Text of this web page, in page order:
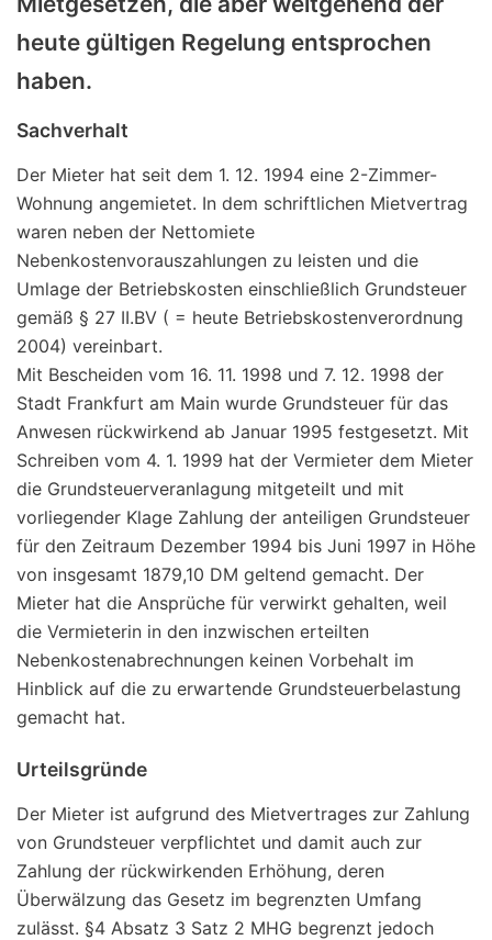
heute gültigen Regelung entsprochen
haben.
Sachverhalt
Der Mieter hat seit dem 1. 12. 1994 eine 2-Zimmer-
Wohnung angemietet. In dem schriftlichen Mietvertrag
waren neben der Nettomiete
Nebenkostenvorauszahlungen zu leisten und die
Umlage der Betriebskosten einschließlich Grundsteuer
gemäß § 27 II.BV ( = heute Betriebskostenverordnung
2004) vereinbart.
Mit Bescheiden vom 16. 11. 1998 und 7. 12. 1998 der
Stadt Frankfurt am Main wurde Grundsteuer für das
Anwesen rückwirkend ab Januar 1995 festgesetzt. Mit
Schreiben vom 4. 1. 1999 hat der Vermieter dem Mieter
die Grundsteuerveranlagung mitgeteilt und mit
vorliegender Klage Zahlung der anteiligen Grundsteuer
für den Zeitraum Dezember 1994 bis Juni 1997 in Höhe
von insgesamt 1879,10 DM geltend gemacht. Der
Mieter hat die Ansprüche für verwirkt gehalten, weil
die Vermieterin in den inzwischen erteilten
Nebenkostenabrechnungen keinen Vorbehalt im
Hinblick auf die zu erwartende Grundsteuerbelastung
gemacht hat.
Urteilsgründe
Der Mieter ist aufgrund des Mietvertrages zur Zahlung
von Grundsteuer verpflichtet und damit auch zur
Zahlung der rückwirkenden Erhöhung, deren
Überwälzung das Gesetz im begrenzten Umfang
zulässt. §4 Absatz 3 Satz 2 MHG begrenzt jedoch